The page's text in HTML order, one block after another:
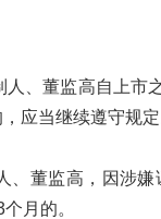
、董监高自上市
应当继续遵守规定
董监高，因涉
月的。